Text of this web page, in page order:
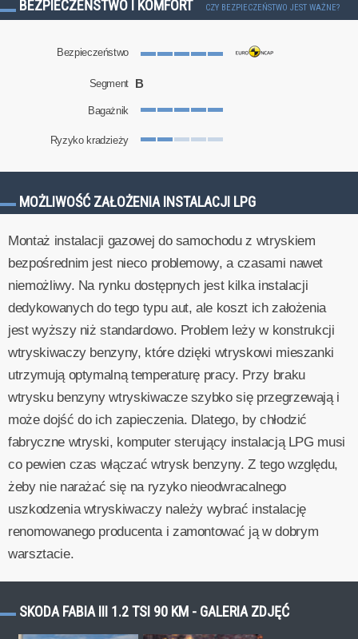
BEZPIECZEŃSTWO I KOMFORT CZY BEZPIECZEŃSTWO JEST WAŻNE?
Bezpieczeństwo
Segment B
Bagażnik
Ryzyko kradzieży
MOŻLIWOŚĆ ZAŁOŻENIA INSTALACJI LPG
Montaż instalacji gazowej do samochodu z wtryskiem
bezpośrednim jest nieco problemowy, a czasami nawet
niemożliwy. Na rynku dostępnych jest kilka instalacji
dedykowanych do tego typu aut, ale koszt ich założenia
jest wyższy niż standardowo. Problem leży w konstrukcji
wtryskiwaczy benzyny, które dzięki wtryskowi mieszanki
utrzymują optymalną temperaturę pracy. Przy braku
wtrysku benzyny wtryskiwacze szybko się przegrzewają i
może dojść do ich zapieczenia. Dlatego, by chłodzić
fabryczne wtryski, komputer sterujący instalacją LPG musi
co pewien czas włączać wtrysk benzyny. Z tego względu,
żeby nie narażać się na ryzyko nieodwracalnego
uszkodzenia wtryskiwaczy należy wybrać instalację
renomowanego producenta i zamontować ją w dobrym
warsztacie.
SKODA FABIA III 1.2 TSI 90 KM - GALERIA ZDJĘĆ